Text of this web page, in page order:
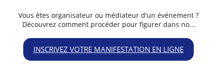
Vous êtes organisateur ou médiateur d'un événement ?
Découvrez comment procéder pour figurer dans no...
INSCRIVEZ VOTRE MANIFESTATION EN LIGNE